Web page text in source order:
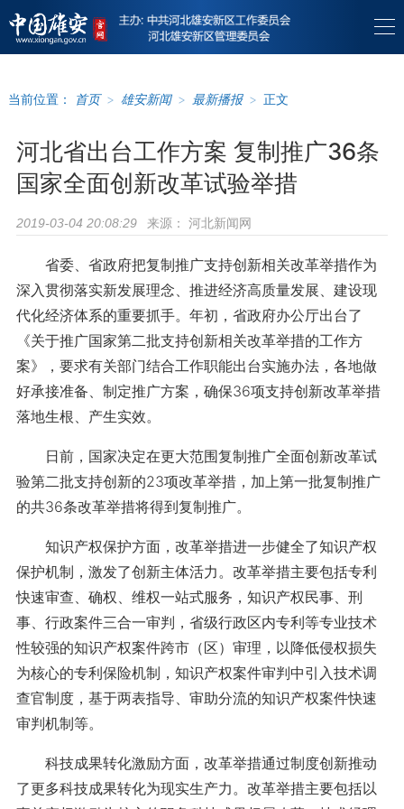
当前位置： 首页 > 雄安新闻 > 最新播报 > 正文
河北省出台工作方案 复制推广36条
国家全面创新改革试验举措
2019-03-04 20:08:29 来源： 河北新闻网
省委、省政府把复制推广支持创新相关改革举措作为
深入贯彻落实新发展理念、推进经济高质量发展、建设现
代化经济体系的重要抓手。年初，省政府办公厅出台了
《关于推广国家第二批支持创新相关改革举措的工作方
案》，要求有关部门结合工作职能出台实施办法，各地做
好承接准备、制定推广方案，确保36项支持创新改革举措
落地生根、产生实效。
日前，国家决定在更大范围复制推广全面创新改革试
验第二批支持创新的23项改革举措，加上第一批复制推广
的共36条改革举措将得到复制推广。
知识产权保护方面，改革举措进一步健全了知识产权
保护机制，激发了创新主体活力。改革举措主要包括专利
快速审查、确权、维权一站式服务，知识产权民事、刑
事、行政案件三合一审判，省级行政区内专利等专业技术
性较强的知识产权案件跨市（区）审理，以降低侵权损失
为核心的专利保险机制，知识产权案件审判中引入技术调
查官制度，基于两表指导、审助分流的知识产权案件快速
审判机制等。
科技成果转化激励方面，改革举措通过制度创新推动
了更多科技成果转化为现实生产力。改革举措主要包括以